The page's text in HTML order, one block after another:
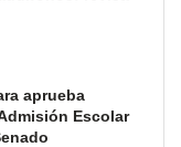
aprueba
Escolar